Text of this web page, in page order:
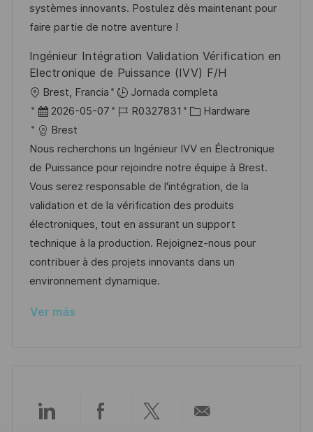
n p
u
l
a
c
l
e
í
systèmes innovants. Postulez dès maintenant pour
faire partie de notre aventure !
Ingénieur Intégration Validation Vérification en
Electronique de Puissance (IVV) F/H
U
b
c
a
c
i
ó
n
Brest, Francia
Jornada completa
F
e
c
h
a
d
e
p
u
b
i
ó
2026-05-07
I
d
e
e
m
p
l
e
o
R0327831
C
t
e
g
o
r
í
a
Hardware
Brest
Nous recherchons un Ingénieur IVV en Électronique
de Puissance pour rejoindre notre équipe à Brest.
Vous serez responsable de l'intégration, de la
validation et de la vérification des produits
électroniques, tout en assurant un support
technique à la production. Rejoignez-nous pour
contribuer à des projets innovants dans un
environnement dynamique.
Ver más
CompartirCompartirCompartir